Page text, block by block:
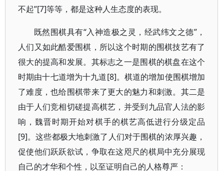
不起”[7]等等，都是这种人生态度的表现。
既然围棋具有“入神造极之灵，经武纬文之德”，
人们又如此酷爱围棋，所以这个时期的围棋技艺有了
很大的提高和发展。其标志之一是围棋的棋盘在这个
时期由十七道增为十九道[8]。棋道的增加使围棋增加
了难度，也给围棋带来了更大的魅力和刺激。其二是
由于人们竞相切磋提高棋艺，并受到九品官人法的影
响，魏晋时期开始对棋手的棋艺高低进行分级定品
[9]。这些都极大地刺激了人们对于围棋的浓厚兴趣，
促使他们跃跃欲试，争取在这咫尺的棋局中充分展现
自己的才华和个性，以至证明自己的人格尊严：